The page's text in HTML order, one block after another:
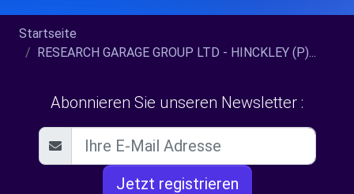
Startseite
RESEARCH GARAGE GROUP LTD - HINCKLEY (P)...
Abonnieren Sie unseren Newsletter :
Jetzt registrieren